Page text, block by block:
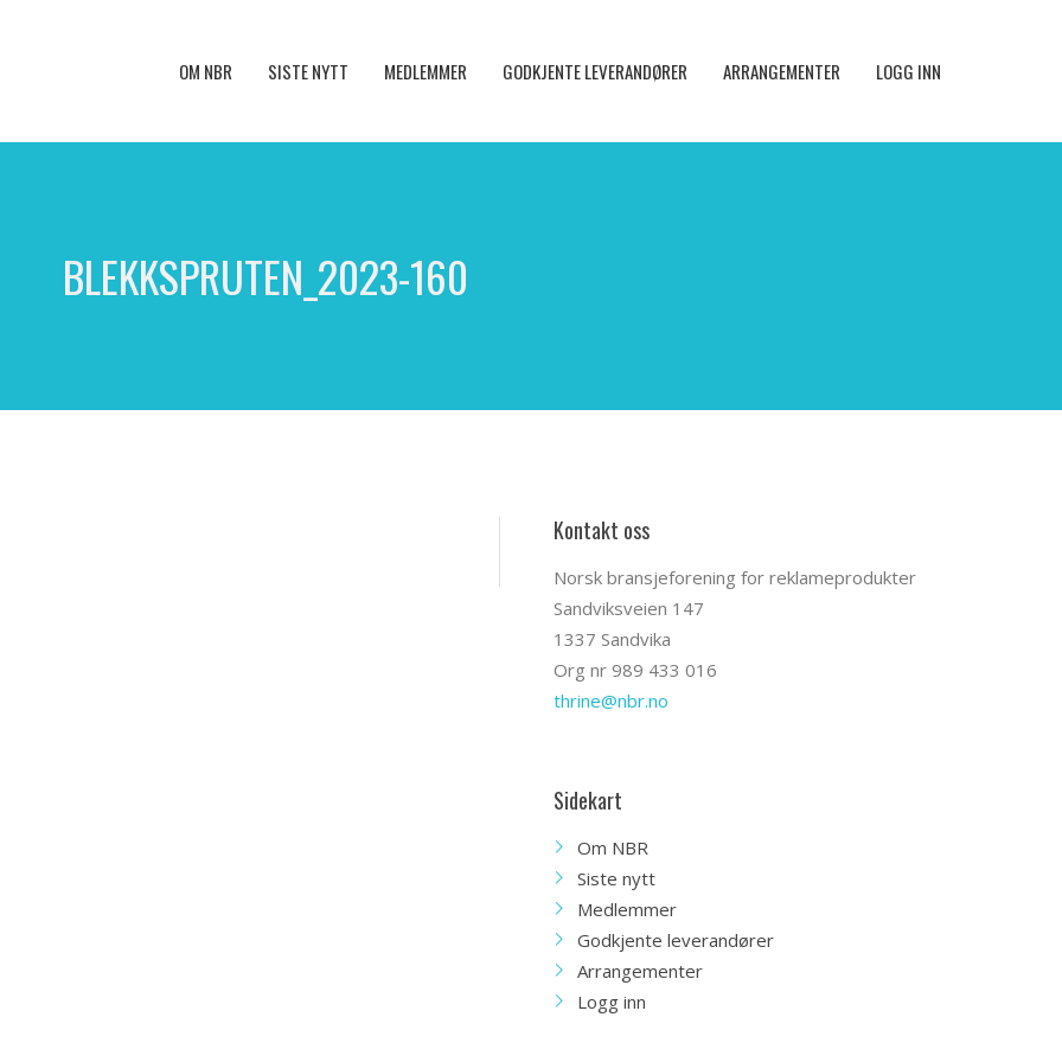
OM NBR SISTE NYTT MEDLEMMER GODKJENTE LEVERANDØRER ARRANGEMENTER LOGG INN
BLEKKSPRUTEN_2023-160
Kontakt oss
Norsk bransjeforening for reklameprodukter
Sandviksveien 147
1337 Sandvika
Org nr 989 433 016
thrine@nbr.no
Sidekart
Om NBR
Siste nytt
Medlemmer
Godkjente leverandører
Arrangementer
Logg inn